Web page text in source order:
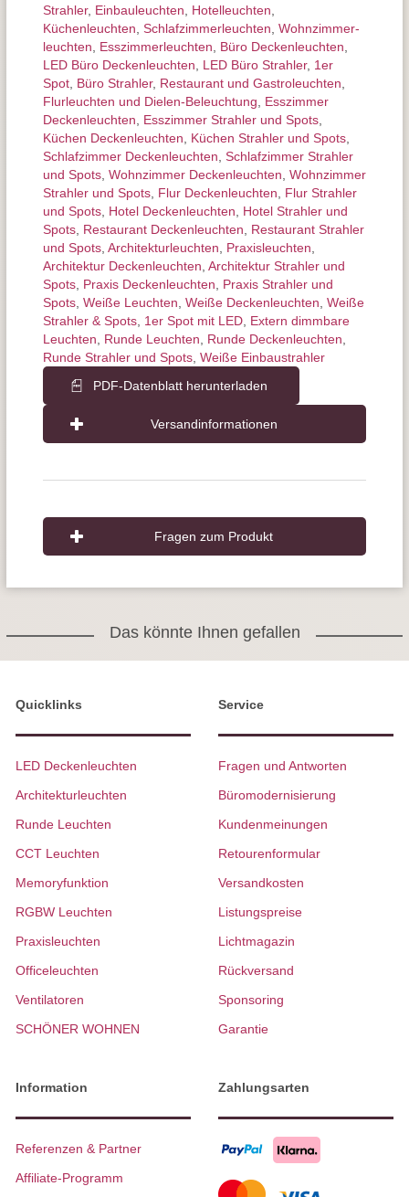
Strahler, Einbauleuchten Hotelleuchten
Küchenleuchten Schlafzimmer­leuchten Wohnzimmer­
leuchten
Esszimmer­­leuchten Büro Deckenleuchten
LED Büro Deckenleuchten
LED Büro Strahler, 1er
Spot Büro Strahler, Restaurant und Gastroleuchten
Flurleuchten und Dielen-Beleuchtung
Esszimmer
Deckenleuchten
Esszimmer Strahler und Spots
Küchen Deckenleuchten
Küchen Strahler und Spots
Schlafzimmer Deckenleuchten Schlafzimmer Strahler
und Spots Wohnzimmer Deckenleuchten Wohnzimmer
Strahler und Spots Flur Deckenleuchten
Flur Strahler
und Spots Hotel Deckenleuchten
Hotel Strahler und
Spots Restaurant Deckenleuchten
Restaurant Strahler
und Spots Architektur­leuchten Praxisleuchten
Architektur Deckenleuchten Architektur Strahler und
Spots Praxis Deckenleuchten
Praxis Strahler und
Spots Weiße Leuchten Weiße Deckenleuchten Weiße
Strahler & Spots 1er Spot mit LED Extern dimmbare
Leuchten
Runde Leuchten Runde Deckenleuchten
Runde Strahler und Spots Weiße Einbaustrahler
PDF-Datenblatt herunterladen
Versandinformationen
Fragen zum Produkt
Das könnte Ihnen gefallen
Quicklinks
LED Deckenleuchten
Architekturleuchten
Runde Leuchten
CCT Leuchten
Memoryfunktion
RGBW Leuchten
Praxisleuchten
Officeleuchten
Ventilatoren
SCHÖNER WOHNEN
Service
Fragen und Antworten
Büromodernisierung
Kundenmeinungen
Retourenformular
Versandkosten
Listungspreise
Lichtmagazin
Rückversand
Sponsoring
Garantie
Information
Referenzen & Partner
Affiliate-Programm
Zahlungsarten